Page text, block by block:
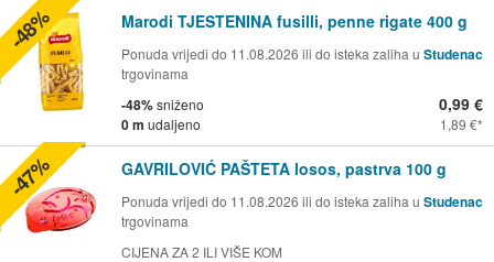
Marodi TJESTENINA fusilli, penne rigate 400 g
Ponuda vrijedi do 11.08.2026 ili do isteka zaliha u Studenac
trgovinama
-48%sniženo
0 m udaljeno
0,99 €
1,89 €
-48%
GAVRILOVIĆ PAŠTETA losos, pastrva 100 g
Ponuda vrijedi do 11.08.2026 ili do isteka zaliha u Studenac
trgovinama
CIJENA ZA 2 ILI VIŠE KOM
-47%